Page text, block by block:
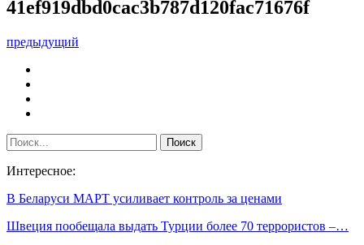
41ef919dbd0cac3b787d120fac71676f
предыдущий
Интересное:
В Беларуси МАРТ усиливает контроль за ценами
Швеция пообещала выдать Турции более 70 террористов –…